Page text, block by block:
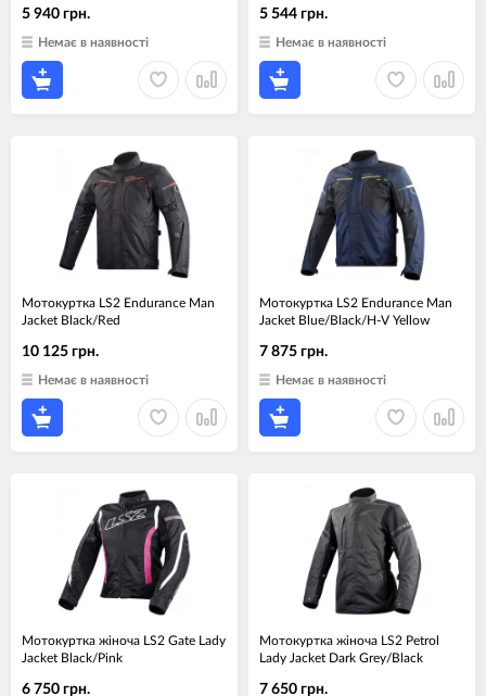
5 940 грн.
Немає в наявності
5 544 грн.
Немає в наявності
Мотокуртка LS2 Endurance Man
Jacket Black/Red
10 125 грн.
Немає в наявності
Мотокуртка LS2 Endurance Man
Jacket Blue/Black/H-V Yellow
7 875 грн.
Немає в наявності
Мотокуртка жіноча LS2 Gate Lady
Jacket Black/Pink
6 750 грн.
Мотокуртка жіноча LS2 Petrol
Lady Jacket Dark Grey/Black
7 650 грн.